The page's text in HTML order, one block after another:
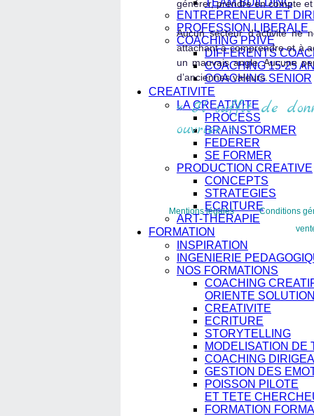
TEAM BUILDING
ENTREPRENEUR ET
PROFESSION LIBERALE
COACHING PRIVE
DIFFERENTS
COACHING 15-25
COACHING SENIOR
CREATIVITE
LA CREATIVITE
PROCESS
BRAINSTORMER
FEDERER
SE FORMER
PRODUCTION CREATIVE
CONCEPTS
STRATEGIES
ECRITURE
ART-THERAPIE
FORMATION
INSPIRATION
INGENIERIE
NOS FORMATIONS
COACHING
ORIENTE SOLUTION
CREATIVITE
ECRITURE
STORYTELLING
MODELISATION DE
COACHING
GESTION DES
POISSON PILOTE
ET TETE
FORMATION
générer, prendre en compte
Aucun secteur d’activité ne
attachant à comprendre et à
un mauvais angle. Aucune
d’anciennes valeurs.
« Il suffit de
ouvrier. »
Mentions légales
Conditions